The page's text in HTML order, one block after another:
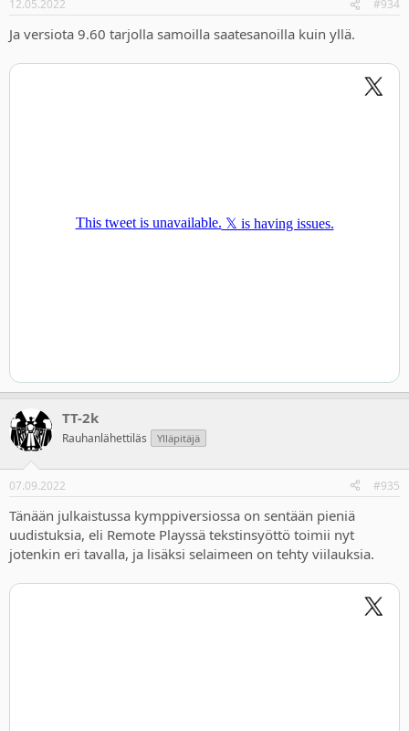
12.05.2022 #934
Ja versiota 9.60 tarjolla samoilla saatesanoilla kuin yllä.
TT-2k
Rauhanlähettiläs Ylläpitäjä
07.09.2022 #935
Tänään julkaistussa kymppiversiossa on sentään pieniä
uudistuksia, eli Remote Playssä tekstinsyöttö toimii nyt
jotenkin eri tavalla, ja lisäksi selaimeen on tehty viilauksia.